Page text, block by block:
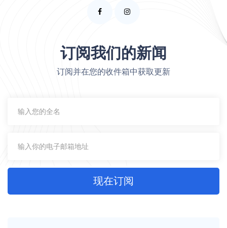
订阅我们的新闻
订阅并在您的收件箱中获取更新
现在订阅